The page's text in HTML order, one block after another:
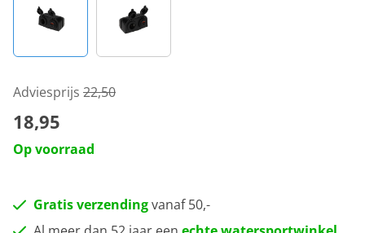
Adviesprijs 22,50
18,95
Op voorraad
Gratis verzendingvanaf 50,-